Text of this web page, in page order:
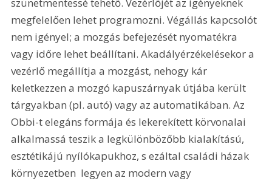
szünetmentessé tehető. Vezérlőjét az igényeknek
megfelelően lehet programozni. Végállás kapcsolót
nem igényel; a mozgás befejezését nyomatékra
vagy időre lehet beállítani. Akadályérzékelésekor a
vezérlő megállítja a mozgást, nehogy kár
keletkezzen a mozgó kapuszárnyak útjába került
tárgyakban (pl. autó) vagy az automatikában. Az
Obbi-t elegáns formája és lekerekített körvonalai
alkalmassá teszik a legkülönbözőbb kialakítású,
esztétikájú nyílókapukhoz, s ezáltal családi házak
környezetben  legyen az modern vagy